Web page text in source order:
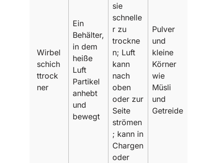
Wirbel
schich
ttrock
ner
Ein
Behälter,
in dem
heiße
Luft
Partikel
anhebt
und
bewegt
sie
schnelle
r zu
trockne
n; Luft
kann
nach
oben
oder zur
Seite
strömen
; kann in
Chargen
oder
Pulver
und
kleine
Körner
wie
Müsli
und
Getreide